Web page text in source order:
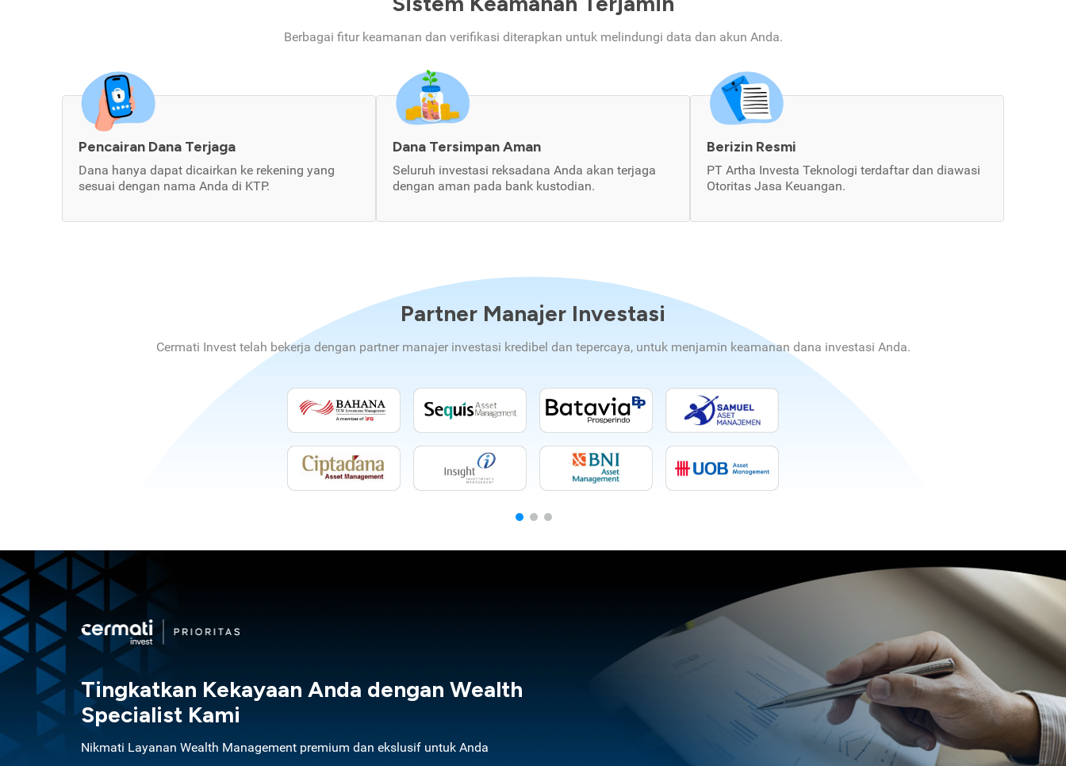
Berbagai fitur keamanan dan verifikasi diterapkan untuk melindungi data dan akun Anda.
Pencairan Dana Terjaga
Dana hanya dapat dicairkan ke rekening yang
sesuai dengan nama Anda di KTP.
Dana Tersimpan Aman
Seluruh investasi reksadana Anda akan terjaga
dengan aman pada bank kustodian.
Berizin Resmi
PT Artha Investa Teknologi terdaftar dan diawasi
Otoritas Jasa Keuangan.
Partner Manajer Investasi
Cermati Invest telah bekerja dengan partner manajer investasi kredibel dan tepercaya, untuk menjamin keamanan dana investasi Anda.
Tingkatkan Kekayaan Anda dengan Wealth
Specialist Kami
Nikmati Layanan Wealth Management premium dan ekslusif untuk Anda